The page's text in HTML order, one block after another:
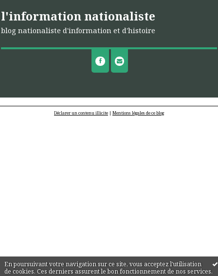
En poursuivant votre navigation sur ce site, vous acceptez l'utilisation
de cookies. Ces derniers assurent le bon fonctionnement de nos services.
l'information nationaliste
blog nationaliste d'information et d'histoire
Déclarer un contenu illicite | Mentions légales de ce blog